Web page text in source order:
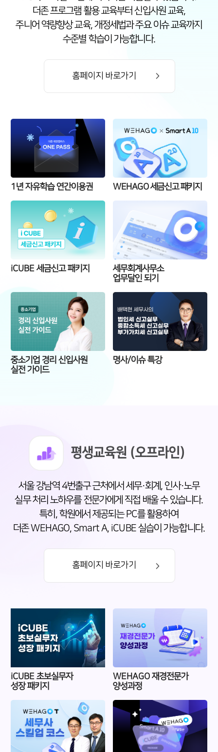
더존 프로그램 활용 교육부터 신입사원 교육,
주니어 역량향상 교육, 개정세법과 주요 이슈 교육까지
수준별 학습이 가능합니다.
홈페이지 바로가기
1년 자유학습 연간이용권 WEHAGO 세금신고 패키지
iCUBE 세금신고 패키지
세무회계사무소
업무달인 되기
중소기업 경리 신입사원
실전 가이드
명사/이슈 특강
평생교육원 (오프라인)
서울 강남역 4번출구 근처에서 세무·회계, 인사·노무
실무 처리 노하우를 전문가에게 직접 배울 수 있습니다.
특히, 학원에서 제공되는 PC를 활용하여
더존 WEHAGO, Smart A, iCUBE 실습이 가능합니다.
홈페이지 바로가기
iCUBE 초보실무자
성장 패키지
WEHAGO 재경전문가
양성과정